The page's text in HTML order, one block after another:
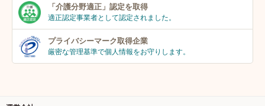
「介護分野適正」 認定を取得
適正認定事業者として認定されました。
プライバシーマーク取得企業
厳密な管理基準で個人情報をお守りします。